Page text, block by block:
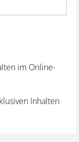
im Online-
Inhalten
Regelungen